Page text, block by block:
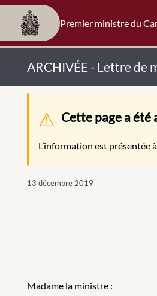
Premier ministre du
ARCHIVÉE - Lettre de
Message
Cette page a été
L’information est présentée
13 décembre 2019
Madame la ministre :